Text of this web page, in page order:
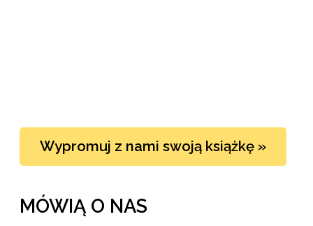
Wypromuj z nami swoją książkę »
MÓWIĄ O NAS